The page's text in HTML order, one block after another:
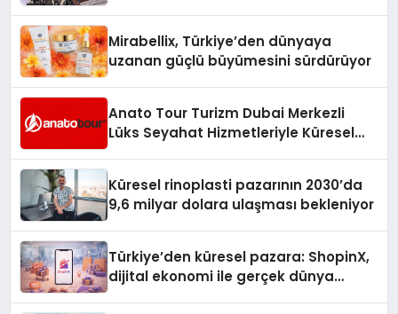
Mirabellix, Türkiye’den dünyaya
uzanan güçlü büyümesini sürdürüyor
Anato Tour Turizm Dubai Merkezli
Lüks Seyahat Hizmetleriyle Küresel
Küresel rinoplasti pazarının 2030’da
9,6 milyar dolara ulaşması bekleniyor
Türkiye’den küresel pazara: ShopinX,
dijital ekonomi ile gerçek dünya